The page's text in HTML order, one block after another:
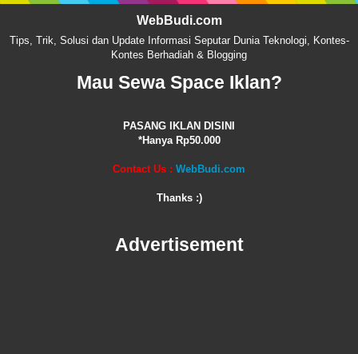
WebBudi.com
Tips, Trik, Solusi dan Update Informasi Seputar Dunia Teknologi, Kontes-
Kontes Berhadiah & Blogging
Mau Sewa Space Iklan?
PASANG IKLAN DISINI
*Hanya Rp50.000
Contact Us : WebBudi.com
Thanks :)
Advertisement